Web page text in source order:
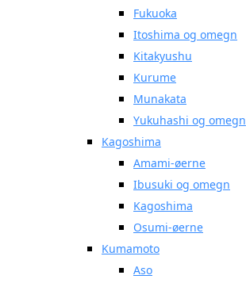
Fukuoka
Itoshima og omegn
Kitakyushu
Kurume
Munakata
Yukuhashi og omegn
Kagoshima
Amami-øerne
Ibusuki og omegn
Kagoshima
Osumi-øerne
Kumamoto
Aso